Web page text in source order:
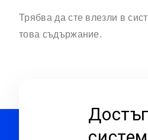
Трябва да сте влезли в
това съдържание.